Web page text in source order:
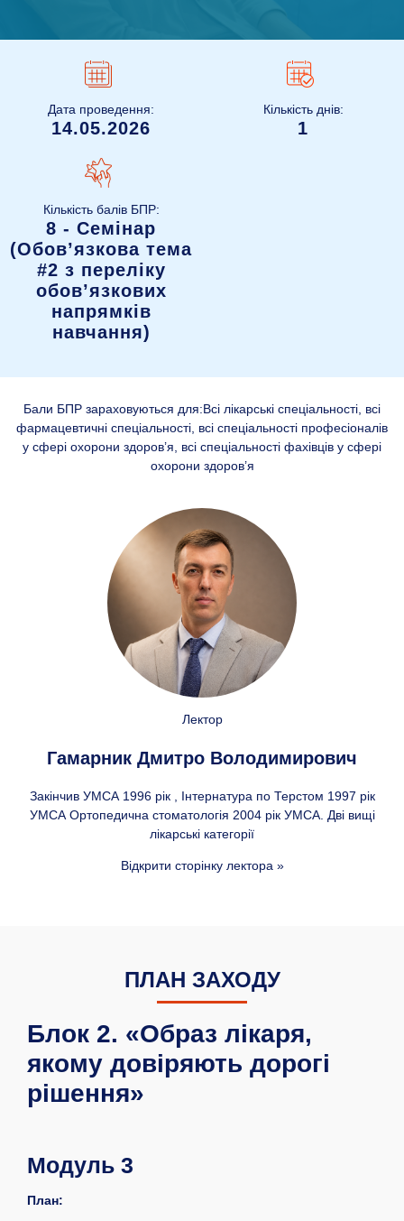
Дата проведення:
14.05.2026
Кількість днів:
1
Кількість балів БПР:
8 - Семінар
(Обовʼязкова тема
#2 з переліку
обов’язкових
напрямків
навчання)
Бали БПР зараховуються для:Всі лікарські спеціальності, всі
фармацевтичні спеціальності, всі спеціальності професіоналів
у сфері охорони здоров’я, всі спеціальності фахівців у сфері
охорони здоров’я
Лектор
Гамарник Дмитро Володимирович
Закінчив УМСА 1996 рік , Інтернатура по Терстом 1997 рік
УМСА Ортопедична стоматологія 2004 рік УМСА. Дві вищі
лікарські категорії
Відкрити сторінку лектора »
ПЛАН ЗАХОДУ
Блок 2. «Образ лікаря,
якому довіряють дорогі
рішення»
Модуль 3
План: